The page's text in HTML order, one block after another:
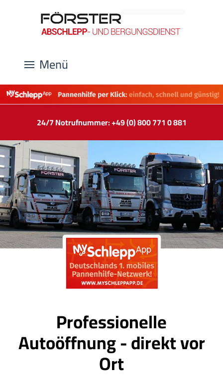
Menü
24/7 Notrufnummer: +49 (0) 800 771 0 881
Professionelle
Autoöffnung - direkt vor
Ort